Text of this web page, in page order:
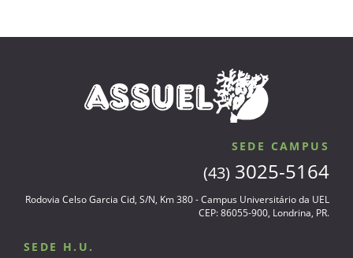
SEDE CAMPUS
(43) 3025-5164
Rodovia Celso Garcia Cid, S/N, Km 380 - Campus Universitário da UEL
CEP: 86055-900, Londrina, PR.
SEDE H.U.